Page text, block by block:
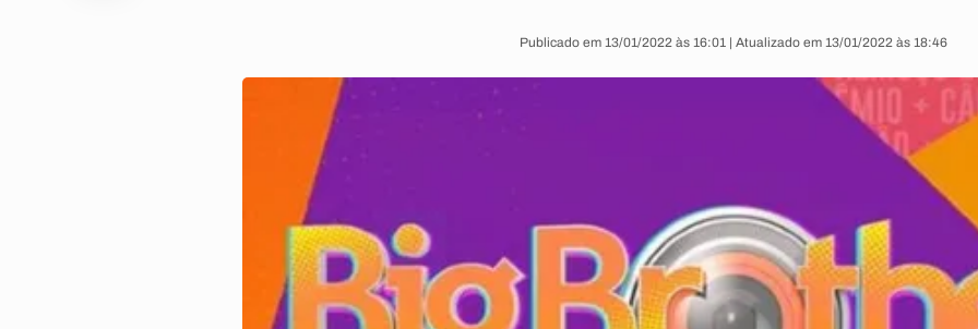
Publicado em 13/01/2022 às 16:01 | Atualizado em 13/01/2022 às 18:46